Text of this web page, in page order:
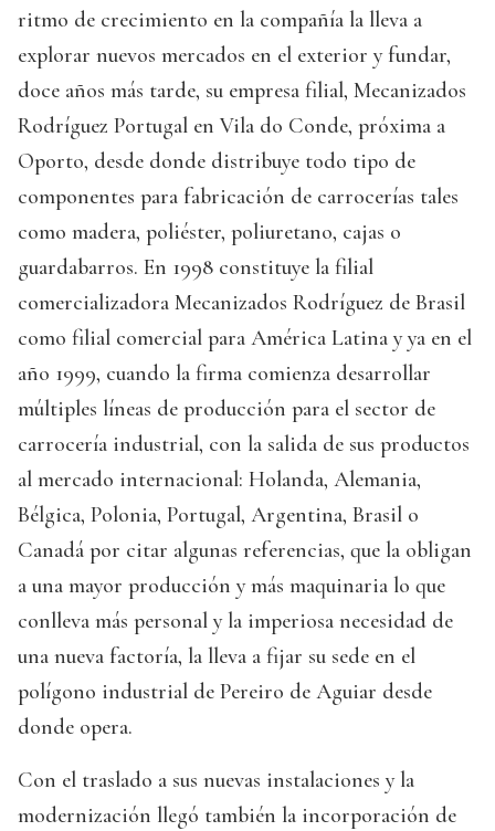
ritmo de crecimiento en la compañía la lleva a
explorar nuevos mercados en el exterior y fundar,
doce años más tarde, su empresa filial, Mecanizados
Rodríguez Portugal en Vila do Conde, próxima a
Oporto, desde donde distribuye todo tipo de
componentes para fabricación de carrocerías tales
como madera, poliéster, poliuretano, cajas o
guardabarros. En 1998 constituye la filial
comercializadora Mecanizados Rodríguez de Brasil
como filial comercial para América Latina y ya en el
año 1999, cuando la firma comienza desarrollar
múltiples líneas de producción para el sector de
carrocería industrial, con la salida de sus productos
al mercado internacional: Holanda, Alemania,
Bélgica, Polonia, Portugal, Argentina, Brasil o
Canadá por citar algunas referencias, que la obligan
a una mayor producción y más maquinaria lo que
conlleva más personal y la imperiosa necesidad de
una nueva factoría, la lleva a fijar su sede en el
polígono industrial de Pereiro de Aguiar desde
donde opera.
Con el traslado a sus nuevas instalaciones y la
modernización llegó también la incorporación de